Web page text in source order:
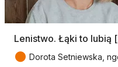
Lenistwo. Łąki to lubią
● Dorota Setniewska,